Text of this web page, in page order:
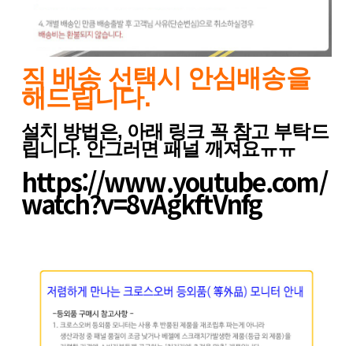
직 배송 선택시 안심배송을
해드립니다.
설치 방법은, 아래 링크 꼭 참고 부탁드
립니다. 안그러면 패널 깨져요ㅠㅠ
https://www.youtube.com/
watch?v=8vAgkftVnfg